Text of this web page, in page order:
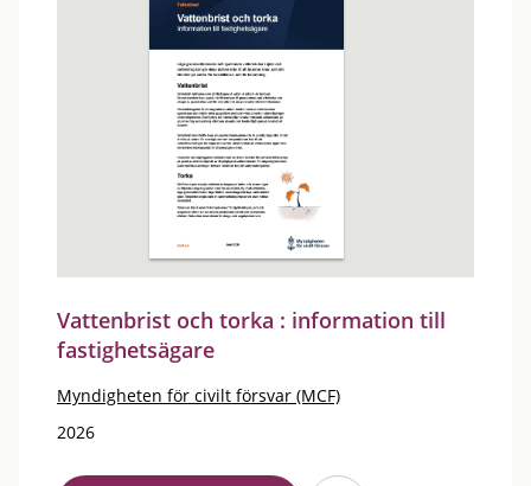
Vattenbrist och torka : information till
fastighetsägare
Myndigheten för civilt försvar (MCF)
2026